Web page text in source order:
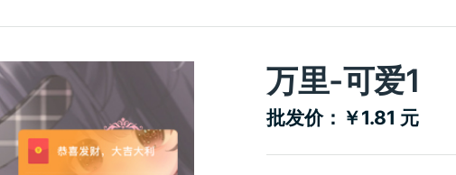
万里-可爱1
批发价：￥1.81 元